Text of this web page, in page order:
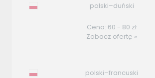
polski–duński
Cena: 60 - 80 zł
Zobacz ofertę »
polski–francuski